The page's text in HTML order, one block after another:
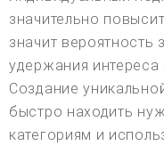
значительно
значит вероятность
удержания интереса
Создание
быстро находить
категориям и